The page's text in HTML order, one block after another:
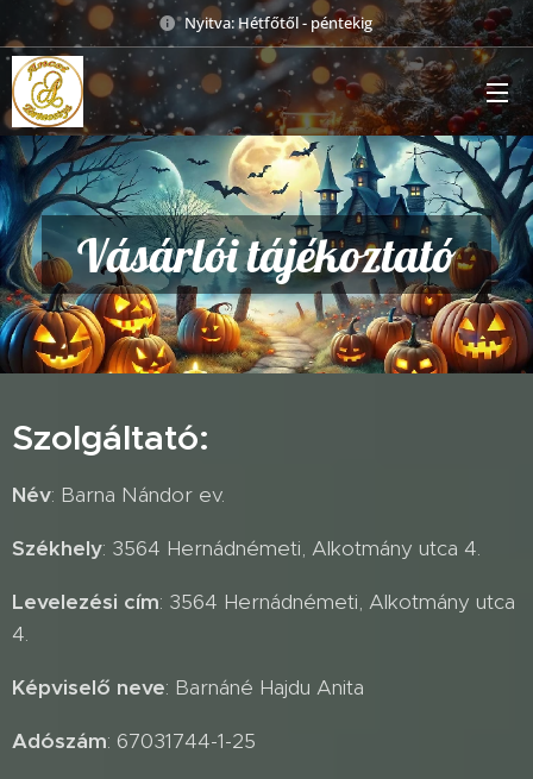
Nyitva: Hétfőtől - péntekig
Vásárlói tájékoztató
Szolgáltató:
Név: Barna Nándor ev.
Székhely: 3564 Hernádnémeti, Alkotmány utca 4.
Levelezési cím: 3564 Hernádnémeti, Alkotmány utca
4.
Képviselő neve: Barnáné Hajdu Anita
Adószám: 67031744-1-25